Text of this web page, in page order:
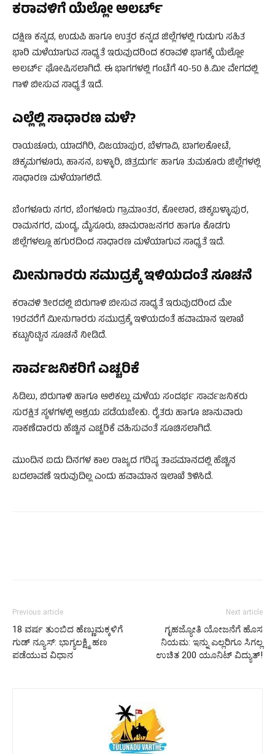
ಕರಾವಳಿಗೆ ಯೆಲ್ಲೋ ಅಲರ್ಟ್
ದಕ್ಷಿಣ ಕನ್ನಡ, ಉಡುಪಿ ಹಾಗೂ ಉತ್ತರ ಕನ್ನಡ ಜಿಲ್ಲೆಗಳಲ್ಲಿ ಗುಡುಗು ಸಹಿತ
ಭಾರಿ ಮಳೆಯಾಗುವ ಸಾಧ್ಯತೆ ಇರುವುದರಿಂದ ಕರಾವಳಿ ಭಾಗಕ್ಕೆ ಯೆಲ್ಲೋ
ಅಲರ್ಟ್ ಘೋಷಿಸಲಾಗಿದೆ. ಈ ಭಾಗಗಳಲ್ಲಿ ಗಂಟೆಗೆ 40-50 ಕಿ.ಮೀ ವೇಗದಲ್ಲಿ
ಗಾಳಿ ಬೀಸುವ ಸಾಧ್ಯತೆ ಇದೆ.
ಎಲ್ಲೆಲ್ಲಿ ಸಾಧಾರಣ ಮಳೆ?
ರಾಯಚೂರು, ಯಾದಗಿರಿ, ವಿಜಯಾಪುರ, ಬೆಳಗಾವಿ, ಬಾಗಲಕೋಟೆ,
ಚಿಕ್ಕಮಗಳೂರು, ಹಾಸನ, ಬಳ್ಳಾರಿ, ಚಿತ್ರದುರ್ಗ ಹಾಗೂ ತುಮಕೂರು ಜಿಲ್ಲೆಗಳಲ್ಲಿ
ಸಾಧಾರಣ ಮಳೆಯಾಗಲಿದೆ.
ಬೆಂಗಳೂರು ನಗರ, ಬೆಂಗಳೂರು ಗ್ರಾಮಾಂತರ, ಕೋಲಾರ, ಚಿಕ್ಕಬಳ್ಳಾಪುರ,
ರಾಮನಗರ, ಮಂಡ್ಯ, ಮೈಸೂರು, ಚಾಮರಾಜನಗರ ಹಾಗೂ ಕೊಡಗು
ಜಿಲ್ಲೆಗಳಲ್ಲೂ ಹಗುರದಿಂದ ಸಾಧಾರಣ ಮಳೆಯಾಗುವ ಸಾಧ್ಯತೆ ಇದೆ.
ಮೀನುಗಾರರು ಸಮುದ್ರಕ್ಕೆ ಇಳಿಯದಂತೆ ಸೂಚನೆ
ಕರಾವಳಿ ತೀರದಲ್ಲಿ ಬಿರುಗಾಳಿ ಬೀಸುವ ಸಾಧ್ಯತೆ ಇರುವುದರಿಂದ ಮೇ
19ರವರೆಗೆ ಮೀನುಗಾರರು ಸಮುದ್ರಕ್ಕೆ ಇಳಿಯದಂತೆ ಹವಾಮಾನ ಇಲಾಖೆ
ಕಟ್ಟುನಿಟ್ಟಿನ ಸೂಚನೆ ನೀಡಿದೆ.
ಸಾರ್ವಜನಿಕರಿಗೆ ಎಚ್ಚರಿಕೆ
ಸಿಡಿಲು, ಬಿರುಗಾಳಿ ಹಾಗೂ ಆಲಿಕಲ್ಲು ಮಳೆಯ ಸಂದರ್ಭ ಸಾರ್ವಜನಿಕರು
ಸುರಕ್ಷಿತ ಸ್ಥಳಗಳಲ್ಲಿ ಆಶ್ರಯ ಪಡೆಯಬೇಕು. ರೈತರು ಹಾಗೂ ಜಾನುವಾರು
ಸಾಕಣೆದಾರರು ಹೆಚ್ಚಿನ ಎಚ್ಚರಿಕೆ ವಹಿಸುವಂತೆ ಸೂಚಿಸಲಾಗಿದೆ.
ಮುಂದಿನ ಐದು ದಿನಗಳ ಕಾಲ ರಾಜ್ಯದ ಗರಿಷ್ಠ ತಾಪಮಾನದಲ್ಲಿ ಹೆಚ್ಚಿನ
ಬದಲಾವಣೆ ಇರುವುದಿಲ್ಲ ಎಂದು ಹವಾಮಾನ ಇಲಾಖೆ ತಿಳಿಸಿದೆ.
Previous article
18 ವರ್ಷ ತುಂಬಿದ ಹೆಣ್ಣುಮಕ್ಕಳಿಗೆ
ಗುಡ್ ನ್ಯೂಸ್: ಭಾಗ್ಯಲಕ್ಷ್ಮಿ ಹಣ
ಪಡೆಯುವ ವಿಧಾನ
Next article
ಗೃಹಜ್ಯೋತಿ ಯೋಜನೆಗೆ ಹೊಸ
ನಿಯಮ: ಇನ್ನು ಎಲ್ಲರಿಗೂ ಸಿಗಲ್ಲ
ಉಚಿತ 200 ಯೂನಿಟ್ ವಿದ್ಯುತ್!